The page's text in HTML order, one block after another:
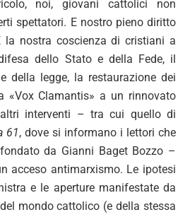
noi, giovani cattolici non
spettatori. E nostro pieno diritto
nostra coscienza di cristiani a
dello Stato e della Fede, il
della legge, la restaurazione dei
«Vox Clamantis» a un rinnovato
altri interventi – tra cui quello di
61, dove si informano i lettori che
da Gianni Baget Bozzo –
acceso antimarxismo. Le ipotesi
e le aperture manifestate da
mondo cattolico (e della stessa